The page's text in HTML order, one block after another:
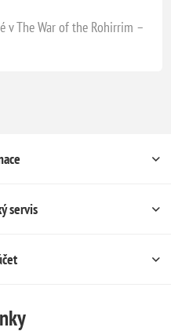
v The War of the Rohirrim –
servis